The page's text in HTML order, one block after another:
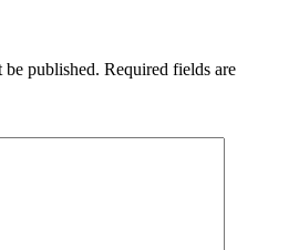
published. Required fields are